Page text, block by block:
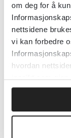
om deg for å
nettsidene
vi kan forbedre
hvordan
innsikt som gjør
for